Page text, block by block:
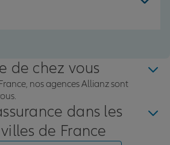
de chez vous
nos agences Allianz sont
dans les
de France